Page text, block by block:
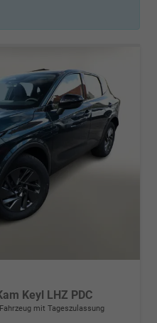
Keyl LHZ PDC
Fahrzeug mit Tageszulassung